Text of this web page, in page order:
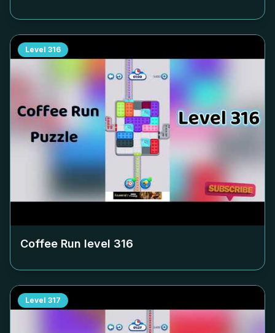
Level 316
Coffee Run level 316
Level 317